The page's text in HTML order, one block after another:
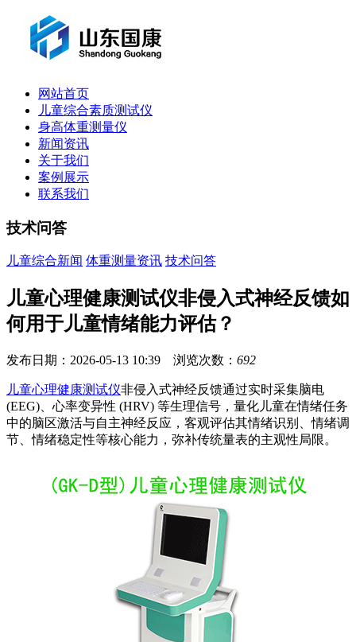
网站首页
儿童综合素质测试仪
身高体重测量仪
新闻资讯
关于我们
案例展示
联系我们
技术问答
儿童综合新闻 体重测量资讯 技术问答
儿童心理健康测试仪非侵入式神经反馈如
何用于儿童情绪能力评估？
发布日期：2026-05-13 10:39 浏览次数： 692
儿童心理健康测试仪非侵入式神经反馈通过实时采集脑电
(EEG)、心率变异性 (HRV) 等生理信号，量化儿童在情绪任务
中的脑区激活与自主神经反应，客观评估其情绪识别、情绪调
节、情绪稳定性等核心能力，弥补传统量表的主观性局限。